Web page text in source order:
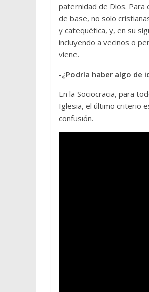
paternidad de Dios. Para
de base, no solo
y catequética, y, en su
incluyendo a vecinos o
viene.
-¿Podría haber algo de
En la Sociocracia, para
Iglesia, el último criterio
confusión.